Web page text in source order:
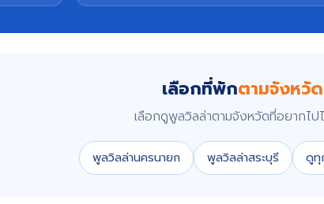
เลือกที่พักตามจังหวัด
เลือกดูพูลวิลล่าตามจังหวัดที่อยากไป
พูลวิลล่านครนายก พูลวิลล่าสระบุรี ดูทุ